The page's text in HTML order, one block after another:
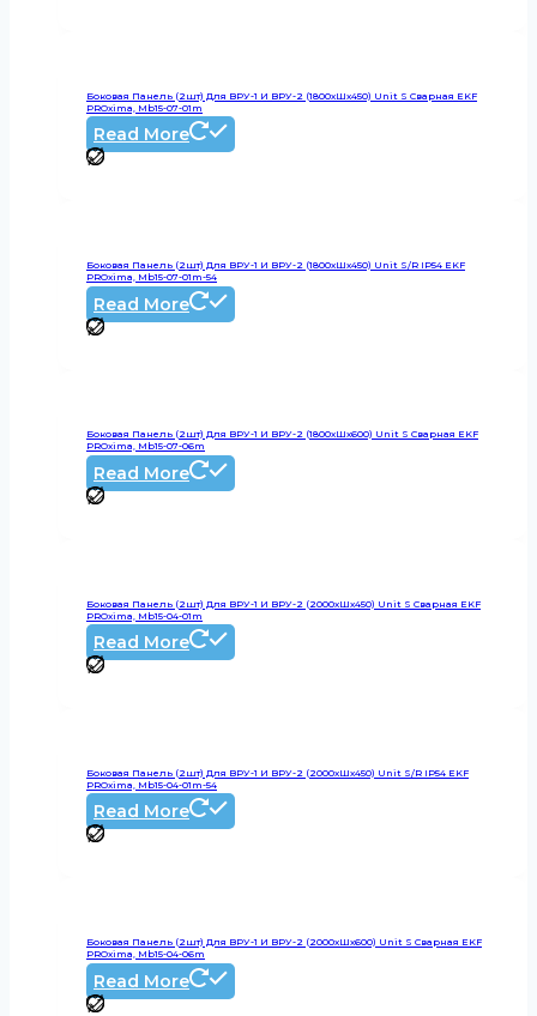
Боковая Панель (2шт) Для ВРУ-1 И ВРУ-2 (1800хШх450) Unit S Сварная EKF
PROxima, Mb15-07-01m
Read More
Боковая Панель (2шт) Для ВРУ-1 И ВРУ-2 (1800хШх450) Unit S/R IP54 EKF
PROxima, Mb15-07-01m-54
Read More
Боковая Панель (2шт) Для ВРУ-1 И ВРУ-2 (1800хШх600) Unit S Сварная EKF
PROxima, Mb15-07-06m
Read More
Боковая Панель (2шт) Для ВРУ-1 И ВРУ-2 (2000хШх450) Unit S Сварная EKF
PROxima, Mb15-04-01m
Read More
Боковая Панель (2шт) Для ВРУ-1 И ВРУ-2 (2000хШх450) Unit S/R IP54 EKF
PROxima, Mb15-04-01m-54
Read More
Боковая Панель (2шт) Для ВРУ-1 И ВРУ-2 (2000хШх600) Unit S Сварная EKF
PROxima, Mb15-04-06m
Read More